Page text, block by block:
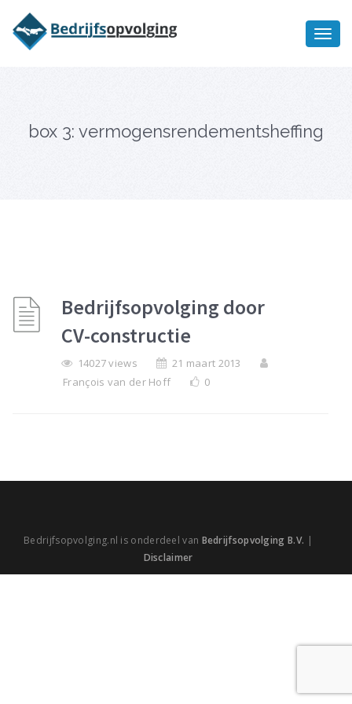
box 3: vermogensrendementsheffing
Bedrijfsopvolging door
CV-constructie
14027 views
21 maart 2013
François van der Hoff
0
Bedrijfsopvolging.nl is onderdeel van Bedrijfsopvolging B.V. |
Disclaimer
bedrijfsopvolging voor fiscaal
juridisch advies
Ik wil meer informatie